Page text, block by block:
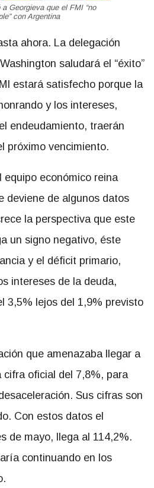
Georgieva que el FMI “no
con Argentina
ahora. La delegación
saludará el “éxito”
estará satisfecho porque la
y los intereses,
endeudamiento, traerán
próximo vencimiento.
equipo económico reina
deviene de algunos datos
la perspectiva que este
un signo negativo, éste
y el déficit primario,
intereses de la deuda,
3,5% lejos del 1,9% previsto
que amenazaba llegar a
oficial del 7,8%, para
Sus cifras son
Con estos datos el
de mayo, llega al 114,2%.
continuando en los